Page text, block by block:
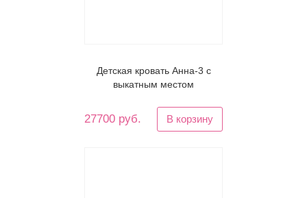
Детская кровать Анна-3 с
выкатным местом
27700 руб. В корзину